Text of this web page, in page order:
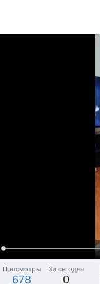
Просмотры
678
За сегодня
0